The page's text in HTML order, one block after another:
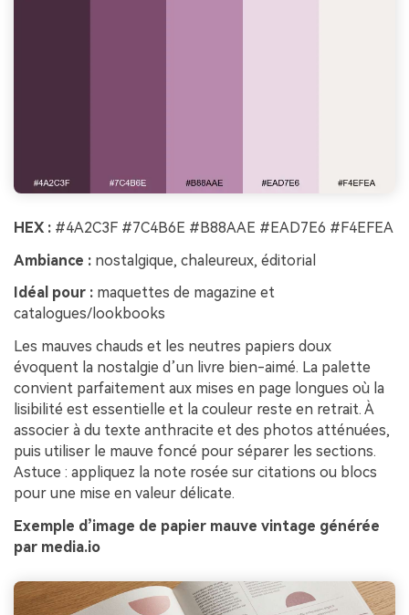
HEX : #4A2C3F #7C4B6E #B88AAE #EAD7E6 #F4EFEA
Ambiance : nostalgique, chaleureux, éditorial
Idéal pour : maquettes de magazine et
catalogues/lookbooks
Les mauves chauds et les neutres papiers doux
évoquent la nostalgie d’un livre bien-aimé. La palette
convient parfaitement aux mises en page longues où la
lisibilité est essentielle et la couleur reste en retrait. À
associer à du texte anthracite et des photos atténuées,
puis utiliser le mauve foncé pour séparer les sections.
Astuce : appliquez la note rosée sur citations ou blocs
pour une mise en valeur délicate.
Exemple d’image de papier mauve vintage générée
par media.io